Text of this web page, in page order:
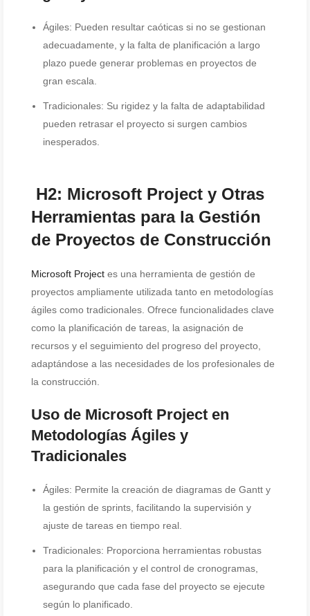
Ágiles: Pueden resultar caóticas si no se gestionan
adecuadamente, y la falta de planificación a largo
plazo puede generar problemas en proyectos de
gran escala.
Tradicionales: Su rigidez y la falta de adaptabilidad
pueden retrasar el proyecto si surgen cambios
inesperados.
H2: Microsoft Project y Otras
Herramientas para la Gestión
de Proyectos de Construcción
Microsoft Project es una herramienta de gestión de
proyectos ampliamente utilizada tanto en metodologías
ágiles como tradicionales. Ofrece funcionalidades clave
como la planificación de tareas, la asignación de
recursos y el seguimiento del progreso del proyecto,
adaptándose a las necesidades de los profesionales de
la construcción.
Uso de Microsoft Project en
Metodologías Ágiles y
Tradicionales
Ágiles: Permite la creación de diagramas de Gantt y
la gestión de sprints, facilitando la supervisión y
ajuste de tareas en tiempo real.
Tradicionales: Proporciona herramientas robustas
para la planificación y el control de cronogramas,
asegurando que cada fase del proyecto se ejecute
según lo planificado.